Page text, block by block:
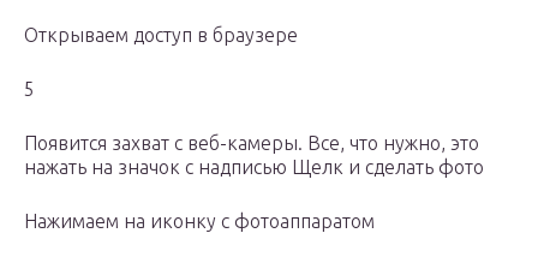
Открываем доступ в браузере
5
Появится захват с веб-камеры. Все, что нужно, это
нажать на значок с надписью Щелк и сделать фото
Нажимаем на иконку с фотоаппаратом